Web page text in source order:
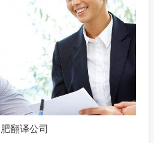
翻译公司